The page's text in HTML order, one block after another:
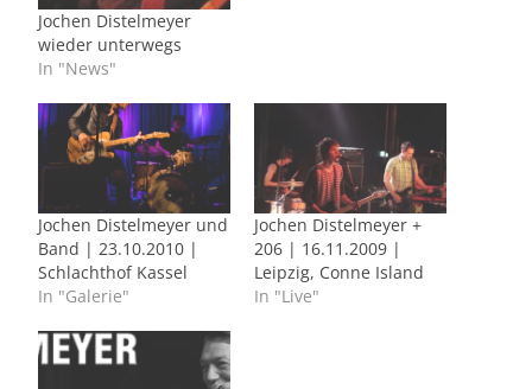
Jochen Distelmeyer
wieder unterwegs
In "News"
Jochen Distelmeyer und
Band | 23.10.2010 |
Schlachthof Kassel
In "Galerie"
Jochen Distelmeyer +
206 | 16.11.2009 |
Leipzig, Conne Island
In "Live"